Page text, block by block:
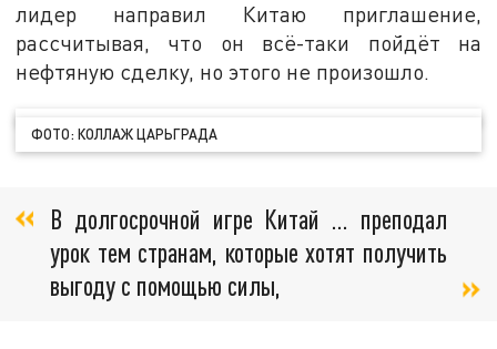
лидер направил Китаю приглашение,
рассчитывая, что он всё-таки пойдёт на
нефтяную сделку, но этого не произошло.
ФОТО: КОЛЛАЖ ЦАРЬГРАДА
В долгосрочной игре Китай … преподал
урок тем странам, которые хотят получить
выгоду с помощью силы,